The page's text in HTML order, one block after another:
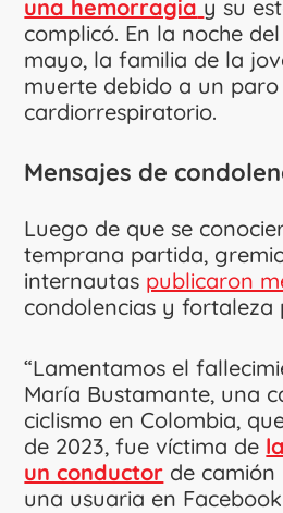
una hemorragia y su
complicó. En la noche
mayo, la familia de la
muerte debido a un paro
cardiorrespiratorio.
Mensajes de
Luego de que se
temprana partida,
internautas publicaron
condolencias y fortaleza
“Lamentamos el
María Bustamante, una
ciclismo en Colombia,
de 2023, fue víctima de
un conductor de camión
una usuaria en